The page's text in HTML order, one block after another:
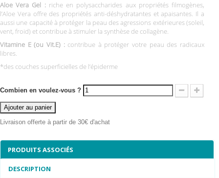
Aloe Vera Gel :riche en polysaccharides aux propriétés filmogènes,
l’Aloe Vera offre des propriétés anti-déshydratantes et apaisantes. Il a
aussi une capacité à protéger la peau des agressions extérieures (soleil,
vent, froid) et contribue à stimuler la synthèse de collagène.
Vitamine E (ou Vit.E) :contribue à protéger votre peau des radicaux
libres.
*des couches superficielles de l’épiderme
Combien en voulez-vous ?
Ajouter au panier
Livraison offerte à partir de 30€ d'achat
PRODUITS ASSOCIÉS
DESCRIPTION